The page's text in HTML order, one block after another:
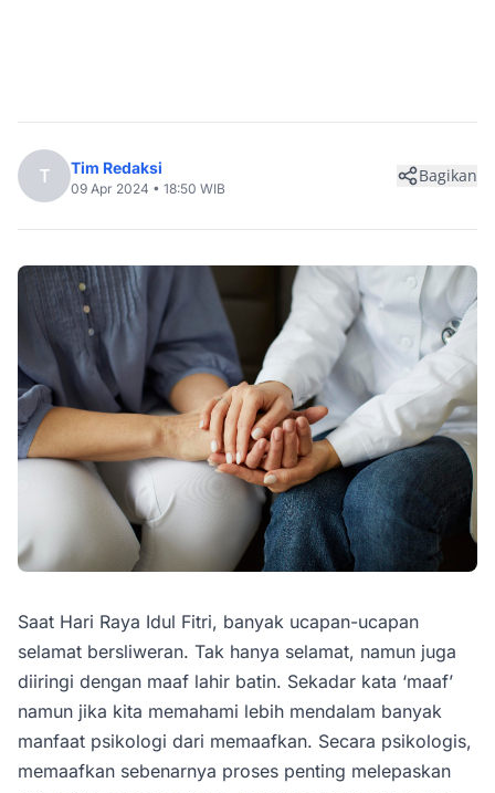
T Tim Redaksi
09 Apr 2024 • 18:50 WIB
Bagikan
Saat Hari Raya Idul Fitri, banyak ucapan-ucapan
selamat bersliweran. Tak hanya selamat, namun juga
diiringi dengan maaf lahir batin. Sekadar kata ‘maaf’
namun jika kita memahami lebih mendalam banyak
manfaat psikologi dari memaafkan. Secara psikologis,
memaafkan sebenarnya proses penting melepaskan